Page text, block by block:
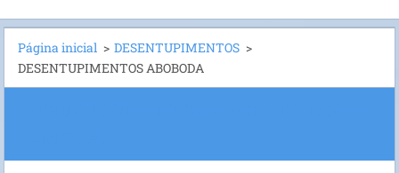
Página inicial > DESENTUPIMENTOS >
DESENTUPIMENTOS ABOBODA